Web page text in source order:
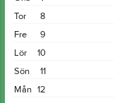
8
Tor
9
Fre
10
Lör
11
Sön
12
Mån